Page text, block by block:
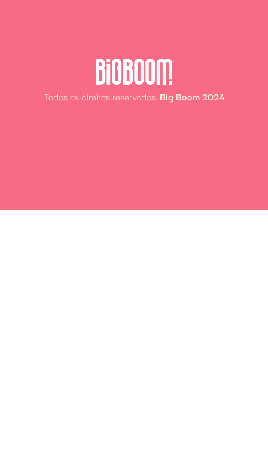
Todos os direitos reservados. Big Boom 2024